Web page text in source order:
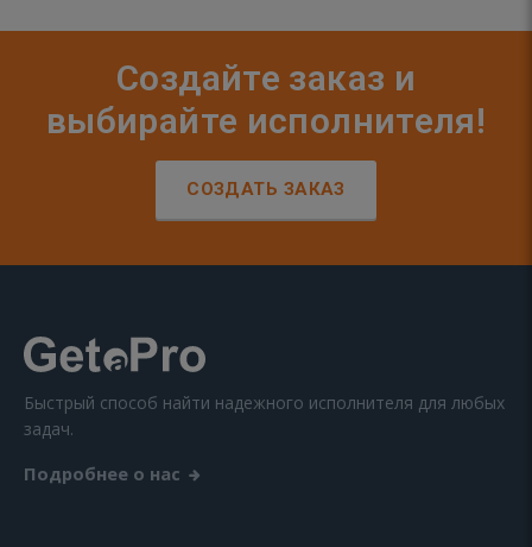
Создайте заказ и
выбирайте исполнителя!
СОЗДАТЬ ЗАКАЗ
Быстрый способ найти надежного исполнителя для любых
задач.
Подробнее о нас